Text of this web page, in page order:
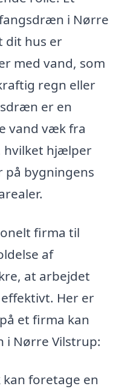
i Nørre
dit hus er
med vand, som
regn eller
er en
vand væk fra
hvilket hjælper
på bygningens
firma til
af
at arbejdet
Her er
et firma kan
i Nørre Vilstrup:
kan foretage en